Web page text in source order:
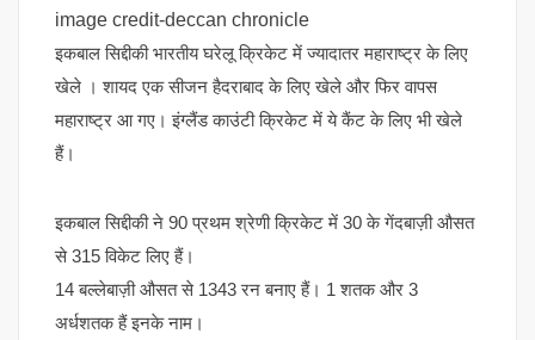
image credit-deccan chronicle
इकबाल सिद्दीकी भारतीय घरेलू क्रिकेट में ज्यादातर महाराष्ट्र के लिए
खेले । शायद एक सीजन हैदराबाद के लिए खेले और फिर वापस
महाराष्ट्र आ गए। इंग्लैंड काउंटी क्रिकेट में ये कैंट के लिए भी खेले
हैं।
इकबाल सिद्दीकी ने 90 प्रथम श्रेणी क्रिकेट में 30 के गेंदबाज़ी औसत
से 315 विकेट लिए हैं।
14 बल्लेबाज़ी औसत से 1343 रन बनाए हैं। 1 शतक और 3
अर्धशतक हैं इनके नाम।